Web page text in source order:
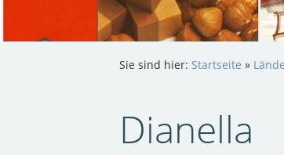
Sie sind hier: Startseite »
Dianella